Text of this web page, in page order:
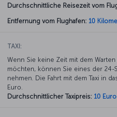
Durchschnittliche Reisezeit vom
Entfernung vom Flughafen: 10
TAXI:
Wenn Sie keine Zeit mit dem
möchten, können Sie eines der 24-
nehmen. Die Fahrt mit dem Taxi in
Euro.
Durchschnittlicher Taxipreis: 10 Euro